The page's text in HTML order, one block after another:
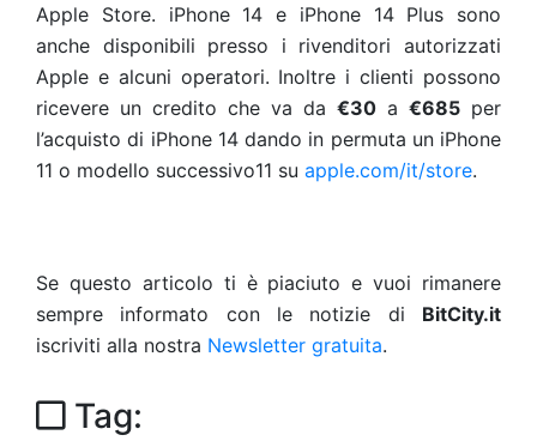
Apple Store. iPhone 14 e iPhone 14 Plus sono
anche disponibili presso i rivenditori autorizzati
Apple e alcuni operatori. Inoltre i clienti possono
ricevere un credito che va da €30 a €685 per
l’acquisto di iPhone 14 dando in permuta un iPhone
11 o modello successivo11 su apple.com/it/store.
Se questo articolo ti è piaciuto e vuoi rimanere
sempre informato con le notizie di BitCity.it
iscriviti alla nostra Newsletter gratuita.
Tag: